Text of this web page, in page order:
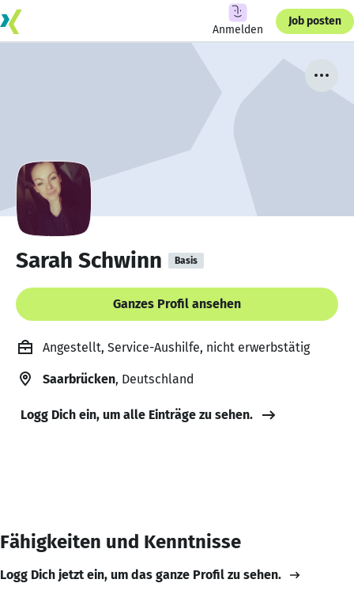
Anmelden
Job posten
Sarah Schwinn Basis
Ganzes Profil ansehen
Angestellt, Service-Aushilfe, nicht erwerbstätig
Saarbrücken, Deutschland
Logg Dich ein, um alle Einträge zu sehen.
Fähigkeiten und Kenntnisse
Logg Dich jetzt ein, um das ganze Profil zu sehen.